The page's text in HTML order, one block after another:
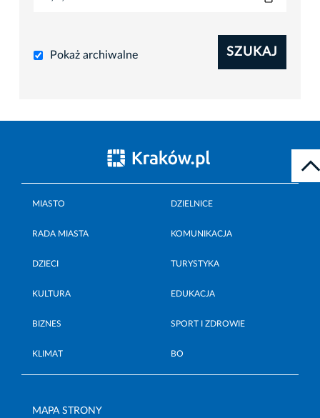
Pokaż archiwalne SZUKAJ
MIASTO DZIELNICE
RADA MIASTA KOMUNIKACJA
DZIECI TURYSTYKA
KULTURA EDUKACJA
BIZNES SPORT I ZDROWIE
KLIMAT BO
MAPA STRONY